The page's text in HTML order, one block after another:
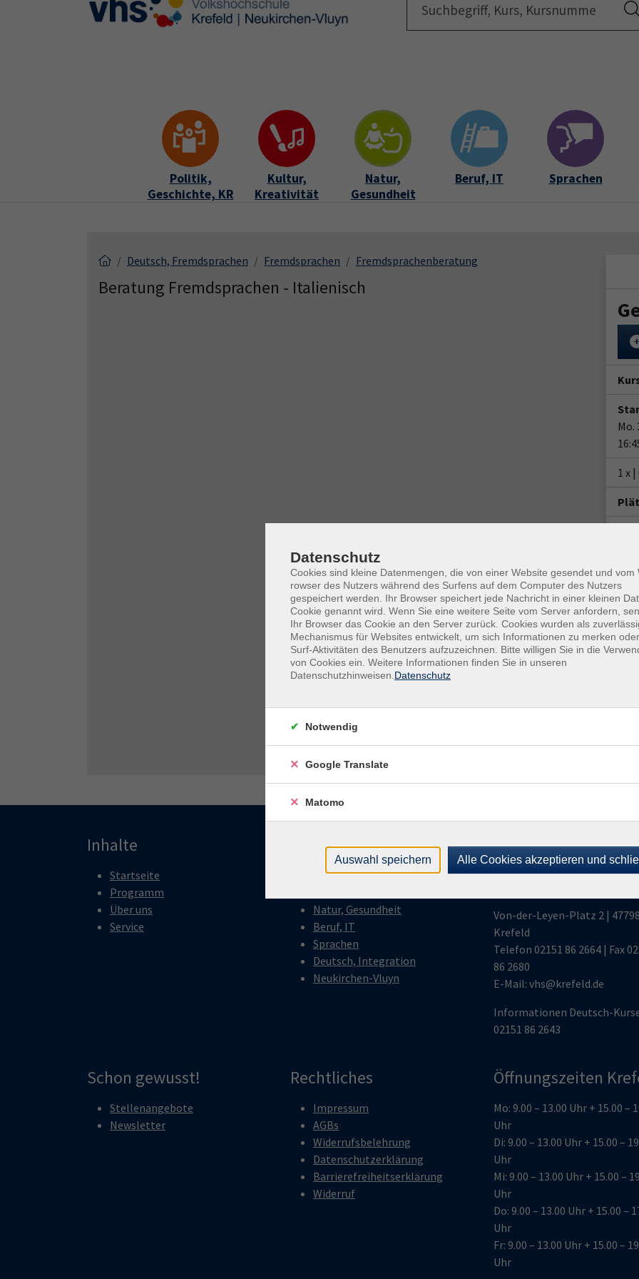
Skip to main content
Skip to page footer
Politik,
Geschichte, KR
Kultur,
Kreativität
Natur,
Gesundheit
Beruf, IT Sprachen
Deutsch, Fremdsprachen Fremdsprachen Fremdsprachenberatung
Beratung Fremdsprachen - Italienisch
Mo.
1 x
Inhalte
Startseite
Programm
Über uns
Service
Programm
Politik, Geschichte, KR
Natur, Gesundheit
Beruf, IT
Sprachen
Deutsch, Integration
Neukirchen-Vluyn
Volkshochschule
Krefeld |
Von-der-Leyen-Platz 2 | 47798
Krefeld
Telefon 02151 86 2664 | Fax
86 2680
E-Mail: vhs@krefeld.de
Informationen Deutsch-
02151 86 2643
Schon gewusst!
Stellenangebote
Newsletter
Rechtliches
Impressum
AGBs
Widerrufsbelehrung
Datenschutzerklärung
Barrierefreiheitserklärung
Widerruf
Öffnungszeiten
Mo: 9.00 – 13.00 Uhr + 15.00 –
Uhr
Di: 9.00 – 13.00 Uhr + 15.00 –
Uhr
Mi: 9.00 – 13.00 Uhr + 15.00 –
Uhr
Do: 9.00 – 13.00 Uhr + 15.00 –
Uhr
Fr: 9.00 – 13.00 Uhr + 15.00 –
Uhr
Datenschutz
Cookies sind kleine Datenmengen, die von einer Website gesendet und vom
rowser des Nutzers während des Surfens auf dem Computer des Nutzers
gespeichert werden. Ihr Browser speichert jede Nachricht in einer kleinen
Cookie genannt wird. Wenn Sie eine weitere Seite vom Server anfordern,
Ihr Browser das Cookie an den Server zurück. Cookies wurden als
Mechanismus für Websites entwickelt, um sich Informationen zu merken
Surf-Aktivitäten des Benutzers aufzuzeichnen. Bitte willigen Sie in die
von Cookies ein. Weitere Informationen finden Sie in unseren
Datenschutzhinweisen. Datenschutz
Notwendig
Google Translate
Matomo
Auswahl speichern Alle Cookies akzeptieren und